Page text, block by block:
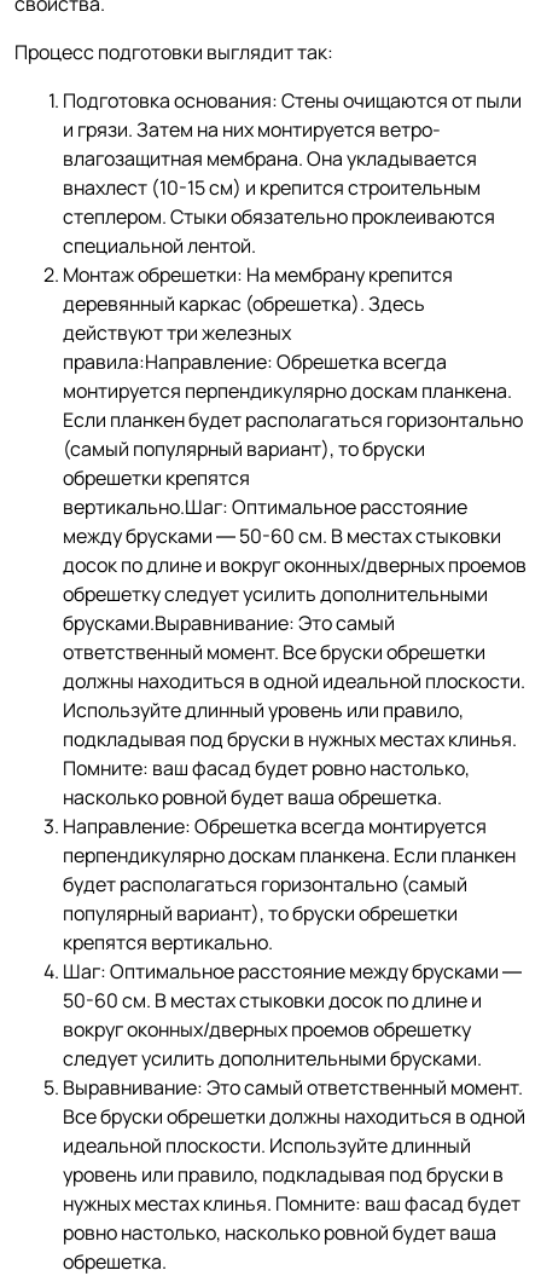
Процесс подготовки выглядит так:
Подготовка основания: Стены очищаются от пыли
и грязи. Затем на них монтируется ветро-
влагозащитная мембрана. Она укладывается
внахлест (10-15 см) и крепится строительным
степлером. Стыки обязательно проклеиваются
специальной лентой.
Монтаж обрешетки: На мембрану крепится
деревянный каркас (обрешетка). Здесь
действуют три железных
правила:Направление: Обрешетка всегда
монтируется перпендикулярно доскам планкена.
Если планкен будет располагаться горизонтально
(самый популярный вариант), то бруски
обрешетки крепятся
вертикально.Шаг: Оптимальное расстояние
между брусками — 50-60 см. В местах стыковки
досок по длине и вокруг оконных/дверных проемов
обрешетку следует усилить дополнительными
брусками.Выравнивание: Это самый
ответственный момент. Все бруски обрешетки
должны находиться в одной идеальной плоскости.
Используйте длинный уровень или правило,
подкладывая под бруски в нужных местах клинья.
Помните: ваш фасад будет ровно настолько,
насколько ровной будет ваша обрешетка.
Направление: Обрешетка всегда монтируется
перпендикулярно доскам планкена. Если планкен
будет располагаться горизонтально (самый
популярный вариант), то бруски обрешетки
крепятся вертикально.
Шаг: Оптимальное расстояние между брусками —
50-60 см. В местах стыковки досок по длине и
вокруг оконных/дверных проемов обрешетку
следует усилить дополнительными брусками.
Выравнивание: Это самый ответственный момент.
Все бруски обрешетки должны находиться в одной
идеальной плоскости. Используйте длинный
уровень или правило, подкладывая под бруски в
нужных местах клинья. Помните: ваш фасад будет
ровно настолько, насколько ровной будет ваша
обрешетка.